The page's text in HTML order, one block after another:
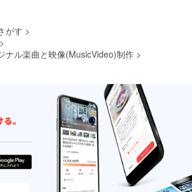
がす >
>
ナル楽曲と映像(MusicVideo)制作 >